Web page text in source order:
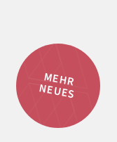
MEHR
NEUES